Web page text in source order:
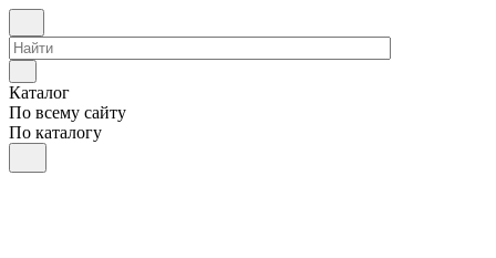
Каталог
По всему сайту
По каталогу